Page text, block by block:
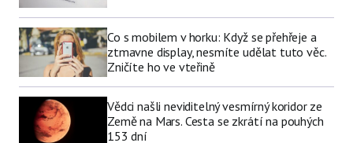
Co s mobilem v horku: Když se přehřeje a
ztmavne display, nesmíte udělat tuto věc.
Zničíte ho ve vteřině
Vědci našli neviditelný vesmírný koridor ze
Země na Mars. Cesta se zkrátí na pouhých
153 dní